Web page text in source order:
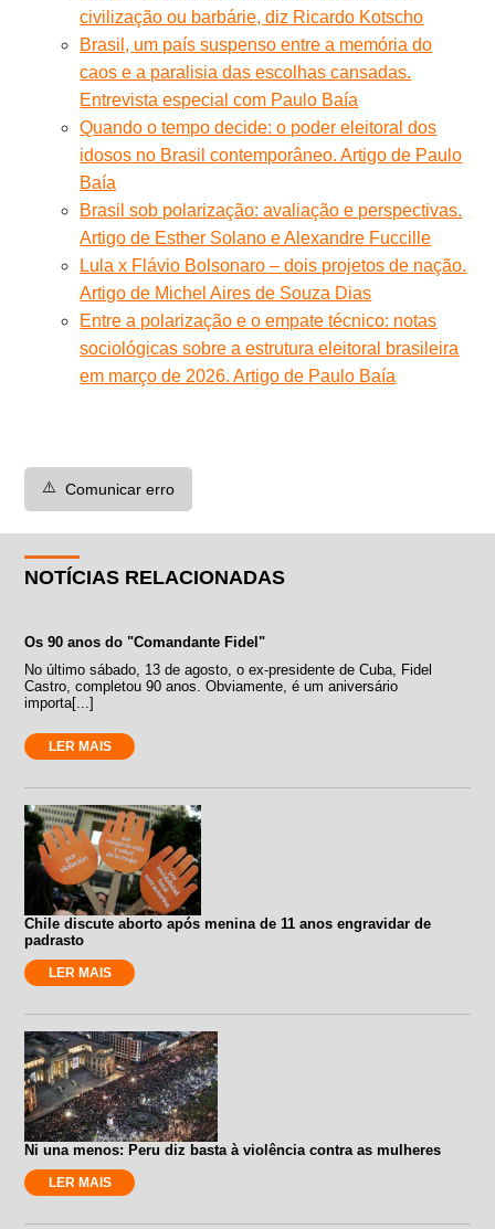
civilização ou barbárie, diz Ricardo Kotscho
Brasil, um país suspenso entre a memória do
caos e a paralisia das escolhas cansadas.
Entrevista especial com Paulo Baía
Quando o tempo decide: o poder eleitoral dos
idosos no Brasil contemporâneo. Artigo de Paulo
Baía
Brasil sob polarização: avaliação e perspectivas.
Artigo de Esther Solano e Alexandre Fuccille
Lula x Flávio Bolsonaro – dois projetos de nação.
Artigo de Michel Aires de Souza Dias
Entre a polarização e o empate técnico: notas
sociológicas sobre a estrutura eleitoral brasileira
em março de 2026. Artigo de Paulo Baía
⚠️ Comunicar erro
NOTÍCIAS RELACIONADAS
Os 90 anos do "Comandante Fidel"
No último sábado, 13 de agosto, o ex-presidente de Cuba, Fidel
Castro, completou 90 anos. Obviamente, é um aniversário
importa[...]
LER MAIS
Chile discute aborto após menina de 11 anos engravidar de
padrasto
LER MAIS
Ni una menos: Peru diz basta à violência contra as mulheres
LER MAIS